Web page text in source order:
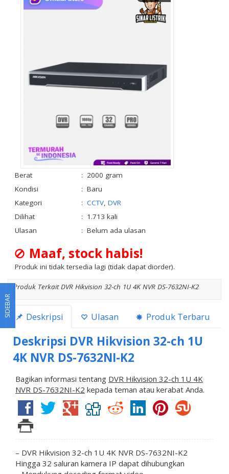
Berat : 2000 gram
Kondisi
: Baru
Kategori
: CCTV DVR
Dilihat
: 1.713 kali
Ulasan
: Belum ada ulasan
Maaf, stock habis!
Produk ini tidak tersedia lagi (tidak dapat diorder).
Produk Terkait DVR Hikvision 32-ch 1U 4K NVR DS-7632NI-K2
Deskripsi Ulasan Produk Terbaru
Deskripsi DVR Hikvision 32-ch 1U
4K NVR DS-7632NI-K2
Bagikan informasi tentang DVR Hikvision 32-ch 1U 4K
NVR DS-7632NI-K2 kepada teman atau kerabat Anda.
– DVR Hikvision 32-ch 1U 4K NVR DS-7632NI-K2
Hingga 32 saluran kamera IP dapat dihubungkan
SIDEBAR